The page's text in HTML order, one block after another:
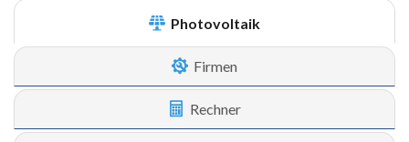
Photovoltaik
Firmen
Rechner